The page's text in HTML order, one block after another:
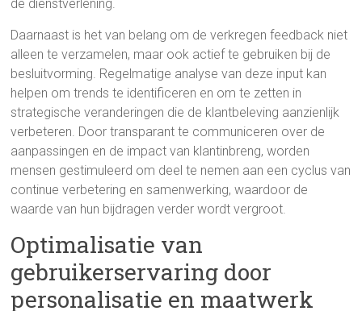
de dienstverlening.
Daarnaast is het van belang om de verkregen feedback niet
alleen te verzamelen, maar ook actief te gebruiken bij de
besluitvorming. Regelmatige analyse van deze input kan
helpen om trends te identificeren en om te zetten in
strategische veranderingen die de klantbeleving aanzienlijk
verbeteren. Door transparant te communiceren over de
aanpassingen en de impact van klantinbreng, worden
mensen gestimuleerd om deel te nemen aan een cyclus van
continue verbetering en samenwerking, waardoor de
waarde van hun bijdragen verder wordt vergroot.
Optimalisatie van
gebruikerservaring door
personalisatie en maatwerk